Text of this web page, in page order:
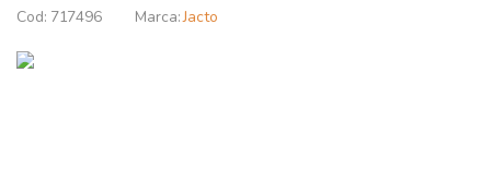
717496 Jacto